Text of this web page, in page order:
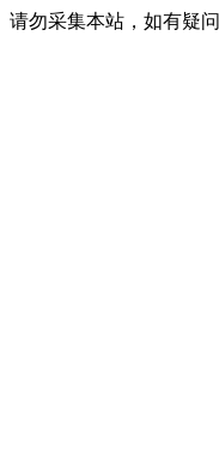
请勿采集本站，如有疑